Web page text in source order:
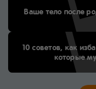
Ваше тело после
10 советов, как
которые